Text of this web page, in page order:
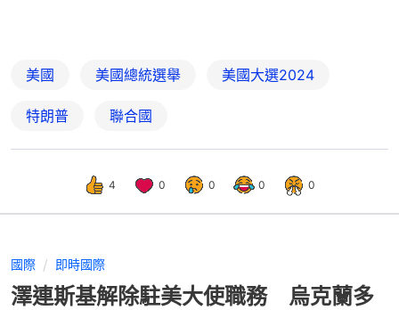
美國 美國總統選舉 美國大選2024
特朗普 聯合國
4 0 0 0 0
國際 即時國際
澤連斯基解除駐美大使職務 烏克蘭多